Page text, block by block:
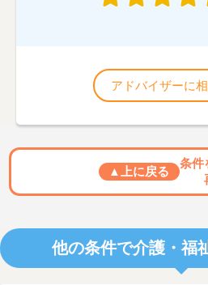
アドバイザーに
▲上に戻る
条件
他の条件で介護・福